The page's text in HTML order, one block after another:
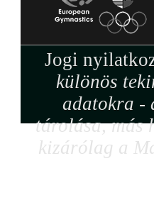
Jogi
különös
adatokra -
tárolása, más
kizárólag a